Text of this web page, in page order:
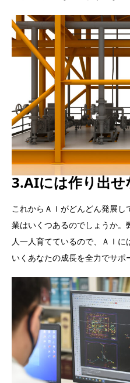
3.AIには作り出せ
これからＡＩがどんどん発展
業はいくつあるのでしょうか
人一人育てているので、ＡＩ
いくあなたの成長を全力でサポ